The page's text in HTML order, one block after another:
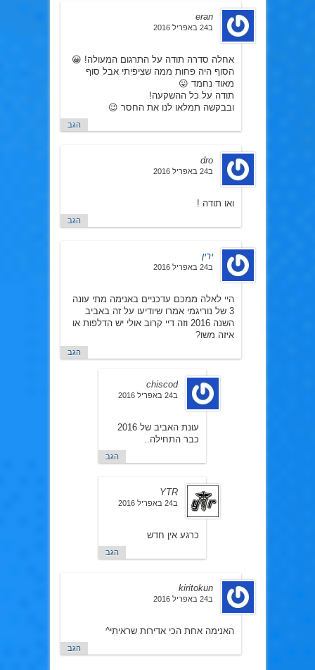
eran
ב24 באפריל 2016
אחלה סדרה תודה על התרגום המעולה! 😀
הסוף היה פחות ממה שציפיתי אבל סוף
מאוד נחמד 😛
תודה על כל ההשקעה!
ובבקשה תמלאו לנו את החסר 😉
הגב
dro
ב24 באפריל 2016
ואו תודה !
הגב
ירין
ב24 באפריל 2016
היי לאלה ממכם עדכניים באנימה מתי עונה
3 של נוריגמי אמרו שיודיעו על זה באביב
השנה 2016 וזה דיי קרוב אולי יש הדלפות או
איזה משו?
הגב
chiscod
ב24 באפריל 2016
עונת האביב של 2016
כבר התחילה..
הגב
YTR
ב24 באפריל 2016
כרגע אין חדש
הגב
kiritokun
ב24 באפריל 2016
האנימה אחת הכי אדירות שראיתי^
הגב